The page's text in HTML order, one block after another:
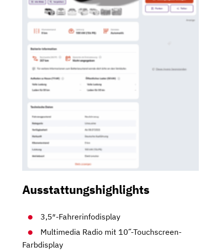
Ausstattungshighlights
3,5″-Fahrerinfodisplay
Multimedia Radio mit 10˝-Touchscreen-
Farbdisplay